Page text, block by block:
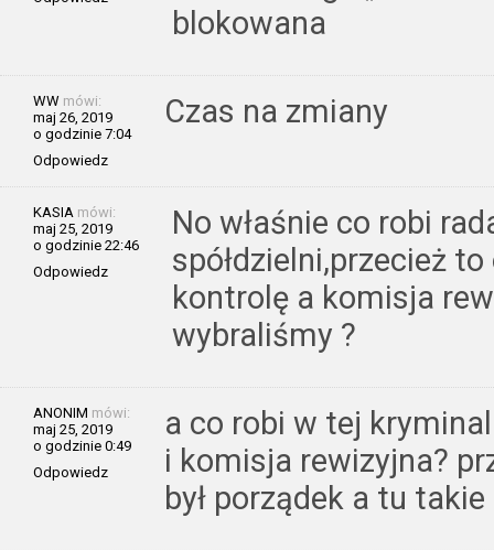
blokowana
WW mówi:
maj 26, 2019
o godzinie 7:04
Odpowiedz
Czas na zmiany
KASIA mówi:
maj 25, 2019
o godzinie 22:46
Odpowiedz
No właśnie co robi
spółdzielni,przecież
kontrolę a komisja
wybraliśmy ?
ANONIM mówi:
maj 25, 2019
o godzinie 0:49
Odpowiedz
a co robi w tej
i komisja rewizyjna?
był porządek a tu